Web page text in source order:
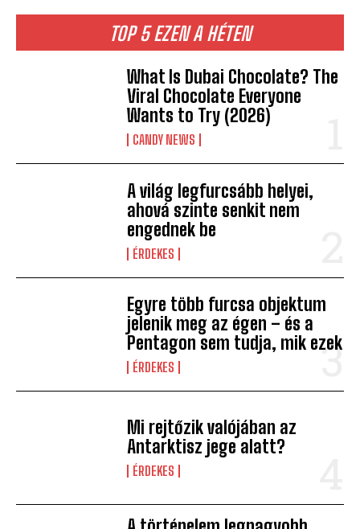
TOP 5 EZEN A HÉTEN
What Is Dubai Chocolate? The
Viral Chocolate Everyone
Wants to Try (2026)
CANDY NEWS
A világ legfurcsább helyei,
ahová szinte senkit nem
engednek be
ÉRDEKES
Egyre több furcsa objektum
jelenik meg az égen – és a
Pentagon sem tudja, mik ezek
ÉRDEKES
Mi rejtőzik valójában az
Antarktisz jege alatt?
ÉRDEKES